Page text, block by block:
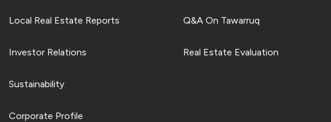
Local Real Estate Reports
Investor Relations
Sustainability
Corporate Profile
Q&A On Tawarruq
Real Estate Evaluation